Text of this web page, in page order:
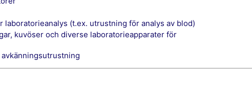
laboratorieanalys (t.ex. utrustning för analys av blod)